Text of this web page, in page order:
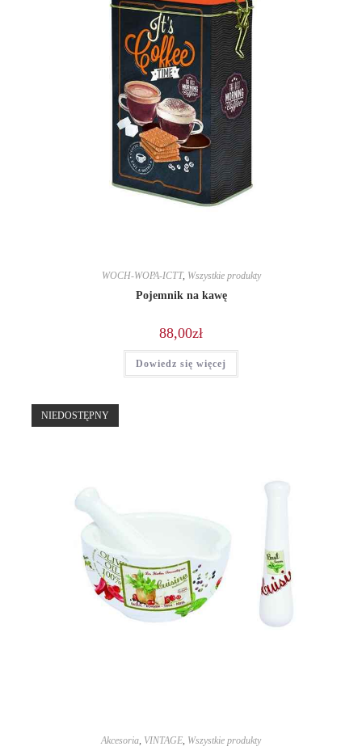
WOCH-WOPA-ICTT, Wszystkie produkty
Pojemnik na kawę
88,00zł
Dowiedz się więcej
NIEDOSTĘPNY
Akcesoria, VINTAGE, Wszystkie produkty